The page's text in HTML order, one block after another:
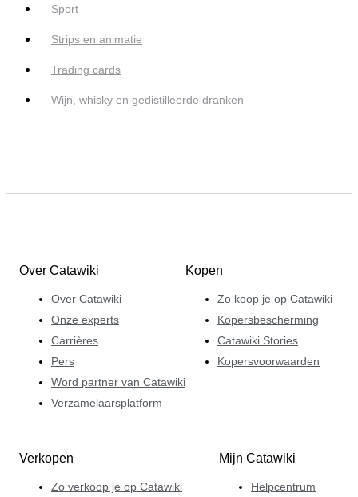
Sport
Strips en animatie
Trading cards
Wijn, whisky en gedistilleerde dranken
Over Catawiki
Over Catawiki
Onze experts
Carrières
Pers
Word partner van Catawiki
Verzamelaarsplatform
Kopen
Zo koop je op Catawiki
Kopersbescherming
Catawiki Stories
Kopersvoorwaarden
Verkopen
Zo verkoop je op Catawiki
Mijn Catawiki
Helpcentrum